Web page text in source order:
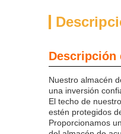
Descripción
Nuestro almacén
una inversión
El techo de
estén protegidos
Proporcionamos